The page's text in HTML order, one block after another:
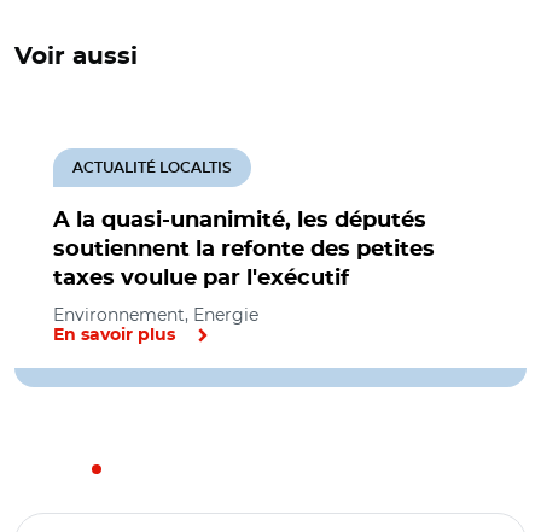
Voir aussi
A la quasi-unanimité, les députés
soutiennent la refonte des petites
taxes voulue par l'exécutif
ACTUALITÉ LOCALTIS
Environnement, Energie
En savoir plus